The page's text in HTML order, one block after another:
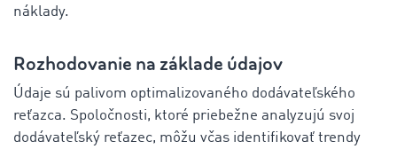
náklady.
Rozhodovanie na základe údajov
Údaje sú palivom optimalizovaného dodávateľského
reťazca. Spoločnosti, ktoré priebežne analyzujú svoj
dodávateľský reťazec, môžu včas identifikovať trendy